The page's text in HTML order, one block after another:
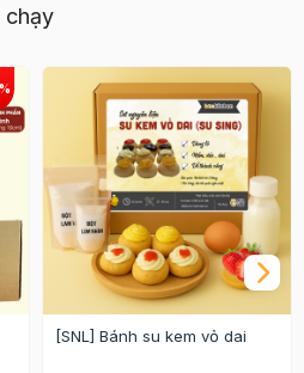
chạy
[SNL] Bánh su kem vỏ dai